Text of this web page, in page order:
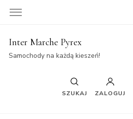
Inter Marche Pyrex
Samochody na każdą kieszeń!
SZUKAJ ZALOGUJ